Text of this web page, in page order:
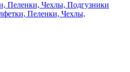
Пеленки, Чехлы, Подгузники
Пеленки, Чехлы,